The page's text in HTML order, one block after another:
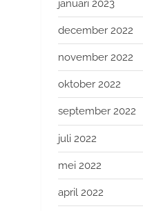
januari 2023
december 2022
november 2022
oktober 2022
september 2022
juli 2022
mei 2022
april 2022